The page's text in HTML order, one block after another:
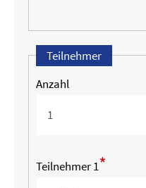
Teilnehmer
Anzahl
Teilnehmer 1*